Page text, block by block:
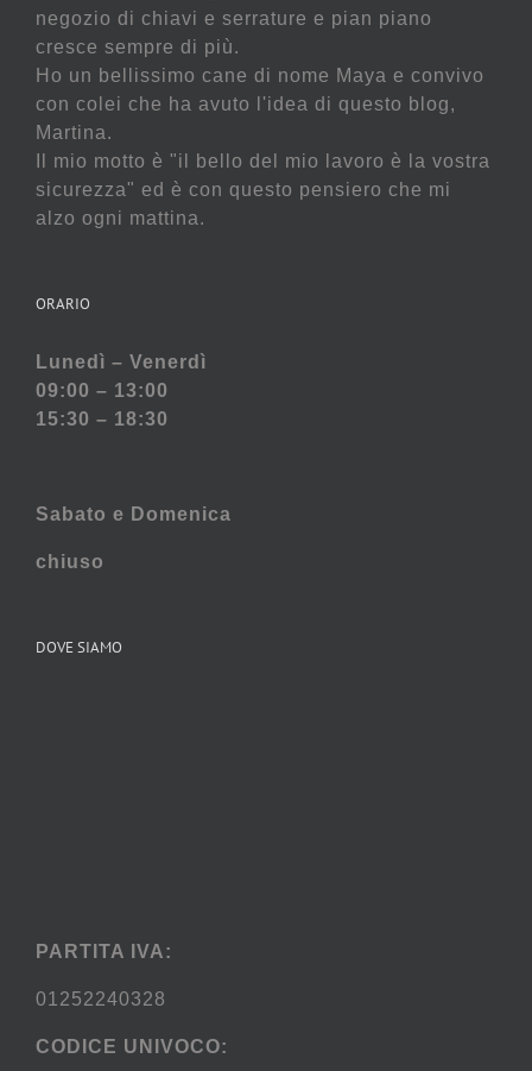
negozio di chiavi e serrature e pian piano
cresce sempre di più.
Ho un bellissimo cane di nome Maya e convivo
con colei che ha avuto l'idea di questo blog,
Martina.
Il mio motto è "il bello del mio lavoro è la vostra
sicurezza" ed è con questo pensiero che mi
alzo ogni mattina.
ORARIO
Lunedì – Venerdì
09:00 – 13:00
15:30 – 18:30
Sabato e Domenica
chiuso
DOVE SIAMO
PARTITA IVA:
01252240328
CODICE UNIVOCO: